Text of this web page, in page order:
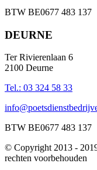
BTW BE0677 483 137
DEURNE
Ter Rivierenlaan 6
2100 Deurne
Tel.: 03 324 58 33
BTW BE0677 483 137
© Copyright 2013 -
rechten voorbehouden